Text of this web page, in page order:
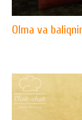
Olma va